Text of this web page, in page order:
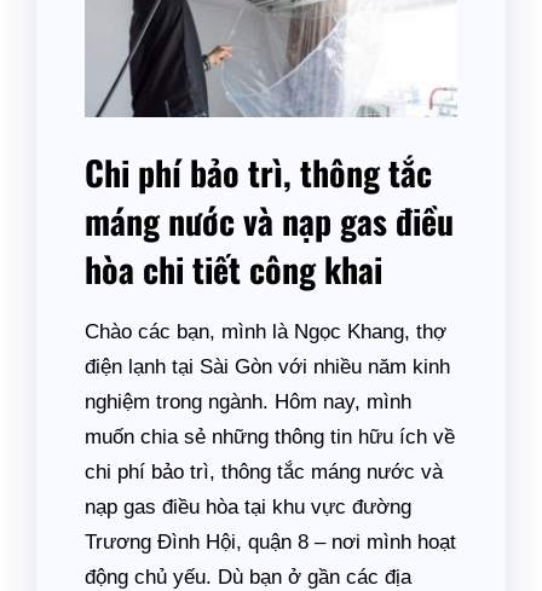
Chi phí bảo trì, thông tắc
máng nước và nạp gas điều
hòa chi tiết công khai
Chào các bạn, mình là Ngọc Khang, thợ
điện lạnh tại Sài Gòn với nhiều năm kinh
nghiệm trong ngành. Hôm nay, mình
muốn chia sẻ những thông tin hữu ích về
chi phí bảo trì, thông tắc máng nước và
nạp gas điều hòa tại khu vực đường
Trương Đình Hội, quận 8 – nơi mình hoạt
động chủ yếu. Dù bạn ở gần các địa